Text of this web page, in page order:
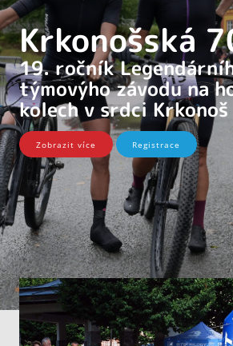
Krkonošská
19. ročník
týmovýho závodu na
kolech v srdci Krkonoš
Zobrazit více Registrace